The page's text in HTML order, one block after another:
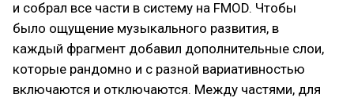
и собрал все части в систему на FMOD. Чтобы
было ощущение музыкального развития, в
каждый фрагмент добавил дополнительные слои,
которые рандомно и с разной вариативностью
включаются и отключаются. Между частями, для